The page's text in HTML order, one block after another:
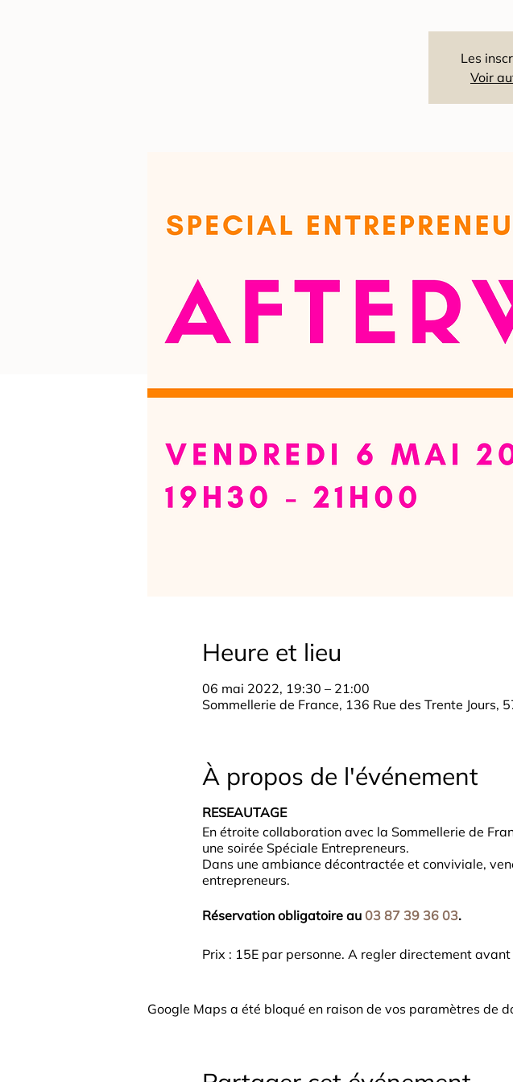
Les
Voir
Heure et lieu
06 mai 2022, 19:30 – 21:00
Sommellerie de France, 136 Rue des Trente Jours,
À propos de l'événement
RESEAUTAGE
En étroite collaboration avec la Sommellerie de
une soirée Spéciale Entrepreneurs.
Dans une ambiance décontractée et conviviale,
entrepreneurs.
Réservation obligatoire au 03 87 39 36 03.
Prix : 15E par personne. A regler directement
Google Maps a été bloqué en raison de vos paramètres de